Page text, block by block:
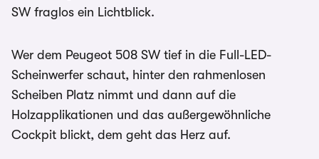
SW fraglos ein Lichtblick.
Wer dem Peugeot 508 SW tief in die Full-LED-
Scheinwerfer schaut, hinter den rahmenlosen
Scheiben Platz nimmt und dann auf die
Holzapplikationen und das außergewöhnliche
Cockpit blickt, dem geht das Herz auf.